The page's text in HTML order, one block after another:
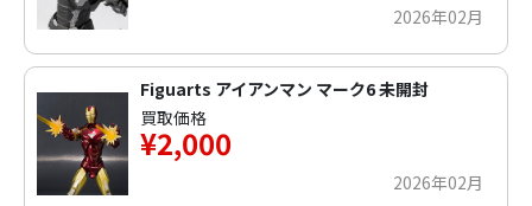
2026年02月
Figuarts アイアンマン マーク6 未開封
買取価格
¥2,000
2026年02月